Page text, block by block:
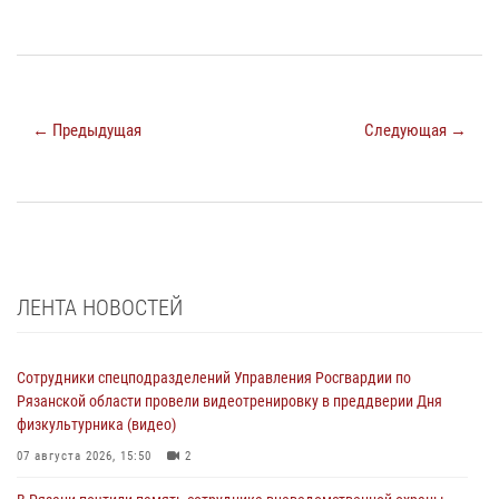
← Предыдущая Следующая →
ЛЕНТА НОВОСТЕЙ
Сотрудники спецподразделений Управления Росгвардии по
Рязанской области провели видеотренировку в преддверии Дня
физкультурника (видео)
07 августа 2026, 15:50 2